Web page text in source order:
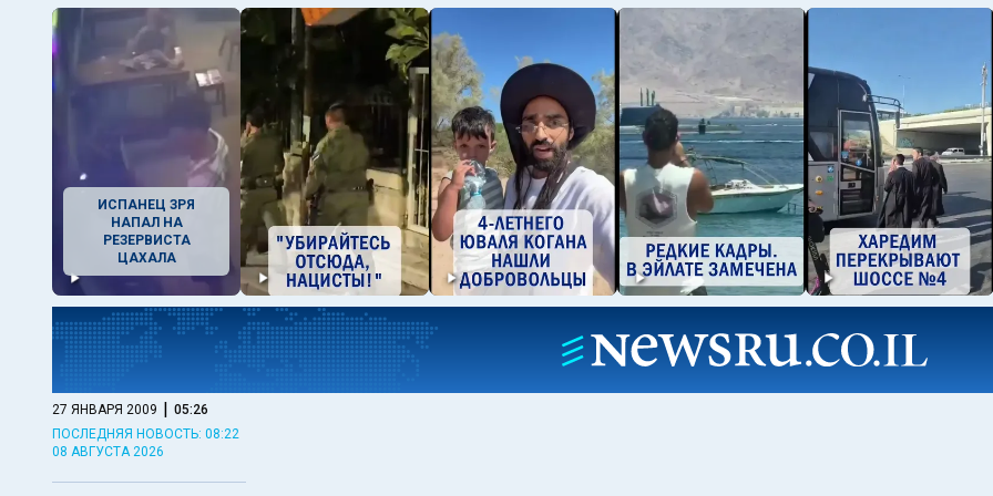
ИСПАНЕЦ ЗРЯ
НАПАЛ НА
РЕЗЕРВИСТА
ЦАХАЛА
27 ЯНВАРЯ 2009 | 05:26
ПОСЛЕДНЯЯ НОВОСТЬ: 08:22
08 АВГУСТА 2026